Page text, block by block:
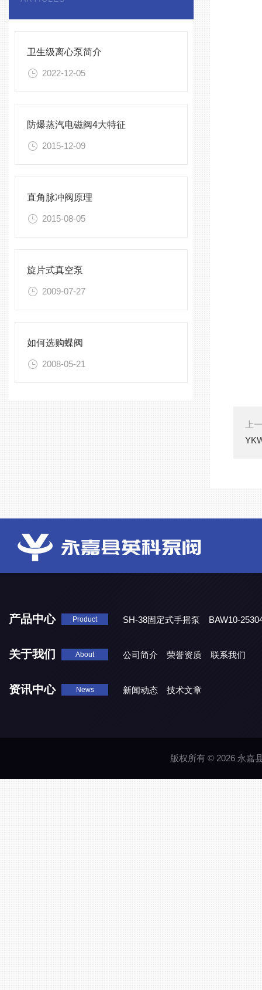
卫生级离心泵简介
2022-12-05
防爆蒸汽电磁阀4大特征
2015-12-09
直角脉冲阀原理
2015-08-05
旋片式真空泵
2009-07-27
如何选购蝶阀
2008-05-21
上
产品中心 Product SH-38固定式手摇泵
BAW10-
关于我们 About 公司简介 荣誉资质 联系我们
资讯中心 News 新闻动态 技术文章
版权所有 © 2026 永嘉